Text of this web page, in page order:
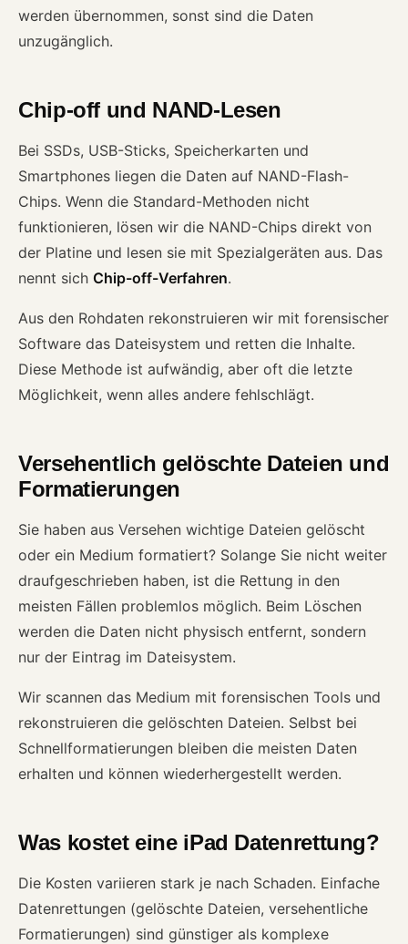
werden übernommen, sonst sind die Daten
unzugänglich.
Chip-off und NAND-Lesen
Bei SSDs, USB-Sticks, Speicherkarten und
Smartphones liegen die Daten auf NAND-Flash-
Chips. Wenn die Standard-Methoden nicht
funktionieren, lösen wir die NAND-Chips direkt von
der Platine und lesen sie mit Spezialgeräten aus. Das
nennt sich Chip-off-Verfahren.
Aus den Rohdaten rekonstruieren wir mit forensischer
Software das Dateisystem und retten die Inhalte.
Diese Methode ist aufwändig, aber oft die letzte
Möglichkeit, wenn alles andere fehlschlägt.
Versehentlich gelöschte Dateien und
Formatierungen
Sie haben aus Versehen wichtige Dateien gelöscht
oder ein Medium formatiert? Solange Sie nicht weiter
draufgeschrieben haben, ist die Rettung in den
meisten Fällen problemlos möglich. Beim Löschen
werden die Daten nicht physisch entfernt, sondern
nur der Eintrag im Dateisystem.
Wir scannen das Medium mit forensischen Tools und
rekonstruieren die gelöschten Dateien. Selbst bei
Schnellformatierungen bleiben die meisten Daten
erhalten und können wiederhergestellt werden.
Was kostet eine iPad Datenrettung?
Die Kosten variieren stark je nach Schaden. Einfache
Datenrettungen (gelöschte Dateien, versehentliche
Formatierungen) sind günstiger als komplexe